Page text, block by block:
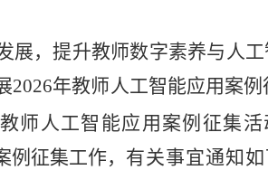
展，提升教师数字素养与人
2026年教师人工智能应用案例
师人工智能应用案例征集
征集工作， 有关事宜通知如